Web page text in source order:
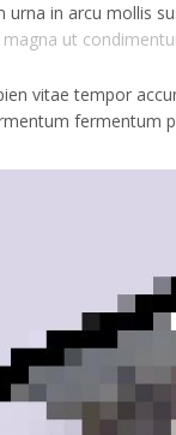
urna in arcu mollis
magna ut
vitae tempor
fermentum